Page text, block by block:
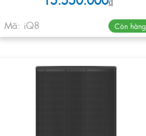
Mã: iQ8
Còn hàng